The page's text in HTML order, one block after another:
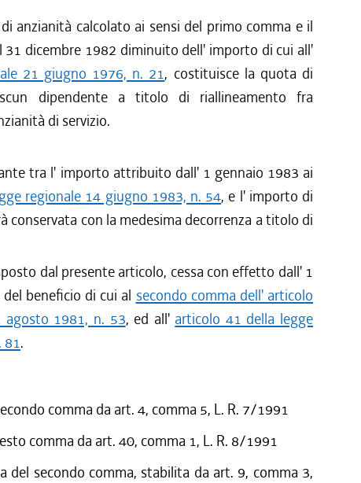
anzianità calcolato ai sensi del primo comma e il
dicembre 1982 diminuito dell' importo di cui all'
21 giugno 1976, n. 21, costituisce la quota di
dipendente a titolo di riallineamento fra
di servizio.
tra l' importo attribuito dall' 1 gennaio 1983 ai
regionale 14 giugno 1983, n. 54, e l' importo di
conservata con la medesima decorrenza a titolo di
dal presente articolo, cessa con effetto dall' 1
beneficio di cui al secondo comma dell' articolo
agosto 1981, n. 53, ed all' articolo 41 della legge
81.
comma da art. 4, comma 5, L. R. 7/1991
comma da art. 40, comma 1, L. R. 8/1991
del secondo comma, stabilita da art. 9, comma 3,